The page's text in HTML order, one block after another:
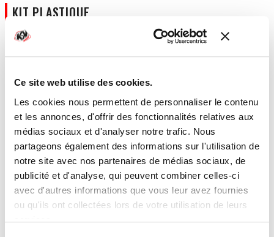
Ce site web utilise des cookies.
Les cookies nous permettent de personnaliser le contenu
et les annonces, d'offrir des fonctionnalités relatives aux
médias sociaux et d'analyser notre trafic. Nous
partageons également des informations sur l'utilisation de
notre site avec nos partenaires de médias sociaux, de
publicité et d'analyse, qui peuvent combiner celles-ci
avec d'autres informations que vous leur avez fournies
ou qu'ils ont collectées lors de votre utilisation de leurs
services.
KIT PLASTIQUE
Kit plastique
Laisses-nous un commentaire si tu souhaites apporter des
précisions sur la personnalisation à effectuer
TOTAL